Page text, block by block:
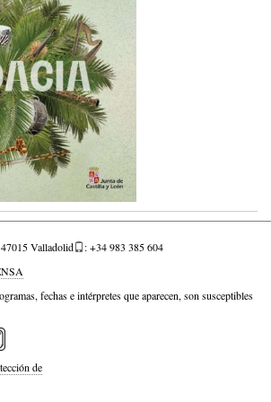
Valladolid
: +34 983 385 604
fechas e intérpretes que aparecen, son susceptibles
de